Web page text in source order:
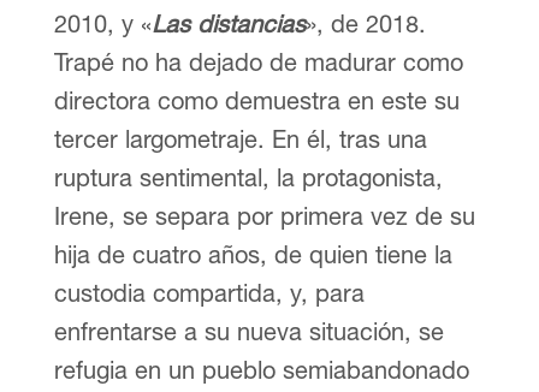
2010, y «Las distancias», de 2018.
Trapé no ha dejado de madurar como
directora como demuestra en este su
tercer largometraje. En él, tras una
ruptura sentimental, la protagonista,
Irene, se separa por primera vez de su
hija de cuatro años, de quien tiene la
custodia compartida, y, para
enfrentarse a su nueva situación, se
refugia en un pueblo semiabandonado